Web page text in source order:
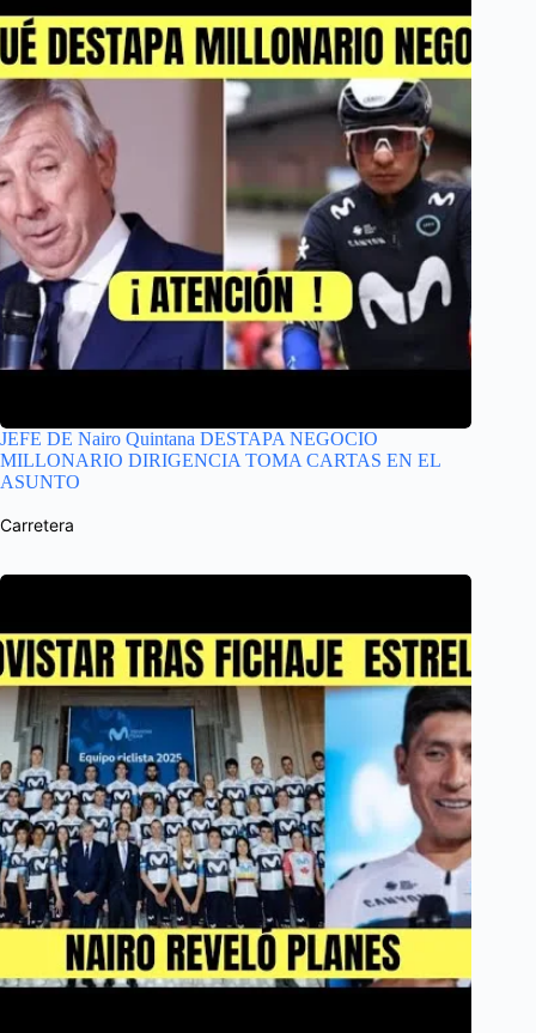
JEFE DE Nairo Quintana DESTAPA NEGOCIO
MILLONARIO DIRIGENCIA TOMA CARTAS EN EL
ASUNTO
Carretera